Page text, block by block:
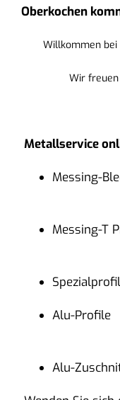
Oberkochen
Willkommen bei
Wir freuen
Metallservice
Messing-
Messing-T
Alu-Profile
Alu-